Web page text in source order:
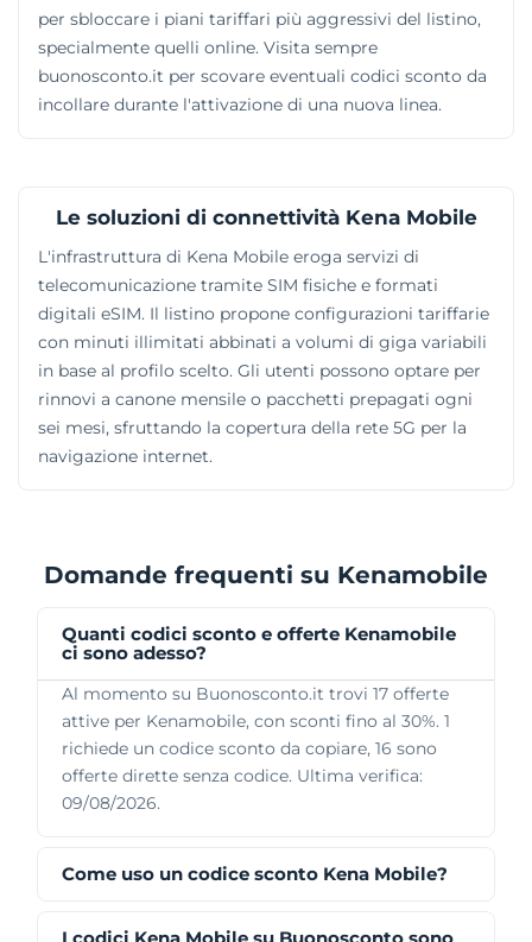
per sbloccare i piani tariffari più aggressivi del listino,
specialmente quelli online. Visita sempre
buonosconto.it per scovare eventuali codici sconto da
incollare durante l'attivazione di una nuova linea.
Le soluzioni di connettività Kena Mobile
L'infrastruttura di Kena Mobile eroga servizi di
telecomunicazione tramite SIM fisiche e formati
digitali eSIM. Il listino propone configurazioni tariffarie
con minuti illimitati abbinati a volumi di giga variabili
in base al profilo scelto. Gli utenti possono optare per
rinnovi a canone mensile o pacchetti prepagati ogni
sei mesi, sfruttando la copertura della rete 5G per la
navigazione internet.
Domande frequenti su Kenamobile
Quanti codici sconto e offerte Kenamobile
ci sono adesso?
Al momento su Buonosconto.it trovi 17 offerte
attive per Kenamobile, con sconti fino al 30%. 1
richiede un codice sconto da copiare, 16 sono
offerte dirette senza codice. Ultima verifica:
09/08/2026.
Come uso un codice sconto Kena Mobile?
I codici Kena Mobile su Buonosconto sono